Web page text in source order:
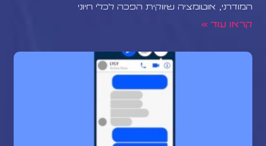
המודרני, אוטומציה שיווקית הפכה לכלי חיוני
קראו עוד »